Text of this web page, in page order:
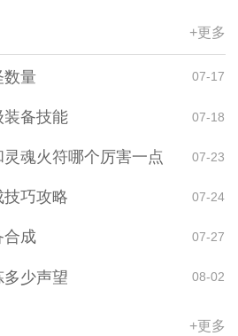
+更多
数量 07-17
装备技能 07-18
魂火符哪个厉害一点 07-23
巧攻略 07-24
合成 07-27
少声望 08-02
+更多